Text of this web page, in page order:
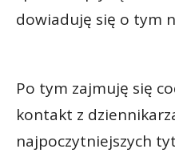
dowiaduję się o tym
Po tym zajmuję się
kontakt z
najpoczytniejszych